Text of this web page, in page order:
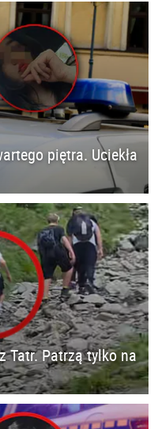
piętra. Uciekła
Tatr. Patrzą tylko na